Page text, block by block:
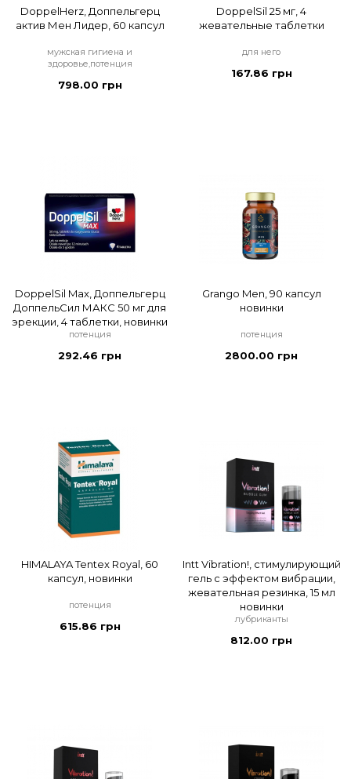
DoppelHerz, Доппельгерц
актив Мен Лидер, 60 капсул
мужская гигиена и
здоровье,потенция
798.00 грн
DoppelSil 25 мг, 4
жевательные таблетки
для него
167.86 грн
DoppelSil Max, Доппельгерц
ДоппельСил МАКС 50 мг для
эрекции, 4 таблетки, новинки
потенция
292.46 грн
Grango Men, 90 капсул
новинки
потенция
2800.00 грн
HIMALAYA Tentex Royal, 60
капсул, новинки
потенция
615.86 грн
Intt Vibration!, стимулирующий
гель с эффектом вибрации,
жевательная резинка, 15 мл
новинки
лубриканты
812.00 грн